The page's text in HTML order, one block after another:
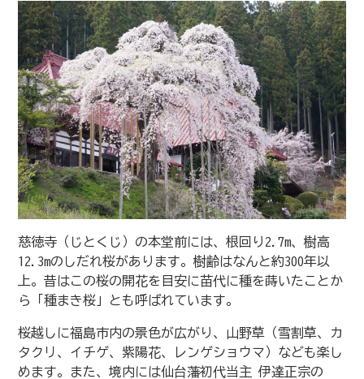
慈徳寺（じとくじ）の本堂前には、根回り2.7m、樹高
12.3mのしだれ桜があります。樹齢はなんと約300年以
上。昔はこの桜の開花を目安に苗代に種を蒔いたことか
ら「種まき桜」とも呼ばれています。
桜越しに福島市内の景色が広がり、山野草（雪割草、カ
タクリ、イチゲ、紫陽花、レンゲショウマ）なども楽し
めます。また、境内には仙台藩初代当主 伊達正宗の